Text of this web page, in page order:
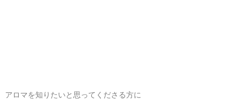
アロマを知りたいと思ってくださる方に